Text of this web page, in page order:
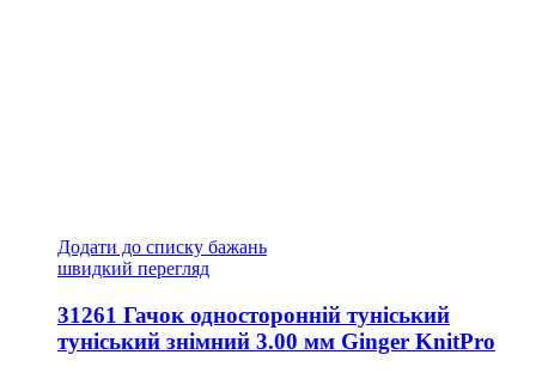
Додати до списку бажань
швидкий перегляд
31261 Гачок односторонній туніський
туніський знімний 3.00 мм Ginger KnitPro